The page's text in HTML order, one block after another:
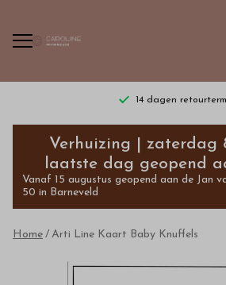
14 dagen
Arti
Line
Kaart
Baby
Knuffels
Verhuizing | zaterdag
laatste dag geopend
Vanaf 15 augustus geopend aan de Jan
50 in Barneveld
Home Arti Line Kaart Baby Knuffels